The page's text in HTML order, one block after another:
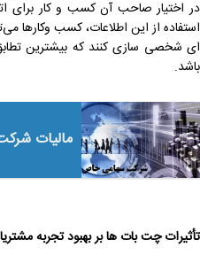
در اختیار صاحب آن کسب و کار برای
استفاده از این اطلاعات، کسب ‌وکارها
‌ای شخصی‌ سازی کنند که بیشترین تطابق
باشد.
مالیات
تأثیرات چت بات ‌ها بر بهبود تجربه